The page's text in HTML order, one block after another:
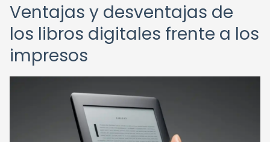
Ventajas y desventajas de
los libros digitales frente a los
impresos